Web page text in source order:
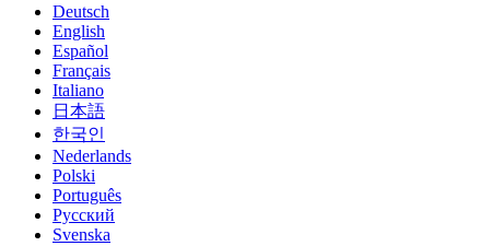
Deutsch
English
Español
Français
Italiano
日本語
한국인
Nederlands
Polski
Português
Pусский
Svenska